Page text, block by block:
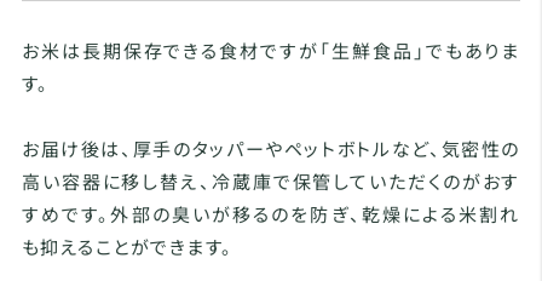
お米は長期保存できる食材ですが「生鮮食品」でもありま
す。
お届け後は、厚手のタッパーやペットボトルなど、気密性の
高い容器に移し替え、冷蔵庫で保管していただくのがおす
すめです。外部の臭いが移るのを防ぎ、乾燥による米割れ
も抑えることができます。